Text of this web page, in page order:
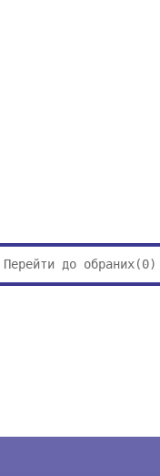
Перейти до обраних(0)